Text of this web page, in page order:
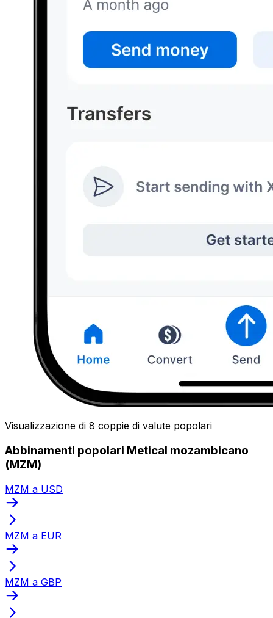
Visualizzazione di 8 coppie di valute popolari
Abbinamenti popolari Metical mozambicano
(MZM)
MZM a USD
MZM a EUR
MZM a GBP